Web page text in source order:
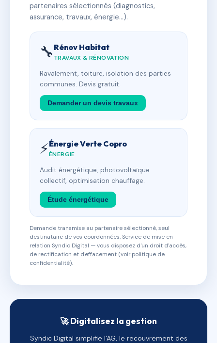
partenaires sélectionnés (diagnostics,
assurance, travaux, énergie…).
🔧 Rénov Habitat
TRAVAUX & RÉNOVATION
Ravalement, toiture, isolation des parties
communes. Devis gratuit.
Demander un devis travaux
⚡Énergie Verte Copro
ÉNERGIE
Audit énergétique, photovoltaïque
collectif, optimisation chauffage.
Étude énergétique
Demande transmise au partenaire sélectionné, seul
destinataire de vos coordonnées. Service de mise en
relation Syndic Digital — vous disposez d'un droit d'accès,
de rectification et d'effacement (voir politique de
confidentialité).
🚀 Digitalisez la gestion
Syndic Digital simplifie l'AG, le recouvrement des